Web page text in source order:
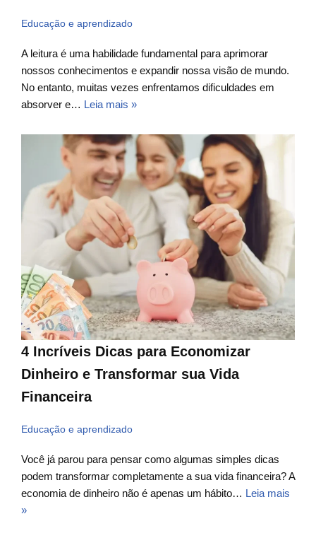
Educação e aprendizado
A leitura é uma habilidade fundamental para aprimorar
nossos conhecimentos e expandir nossa visão de mundo.
No entanto, muitas vezes enfrentamos dificuldades em
absorver e… Leia mais »
4 Incríveis Dicas para Economizar
Dinheiro e Transformar sua Vida
Financeira
Educação e aprendizado
Você já parou para pensar como algumas simples dicas
podem transformar completamente a sua vida financeira? A
economia de dinheiro não é apenas um hábito… Leia mais
»